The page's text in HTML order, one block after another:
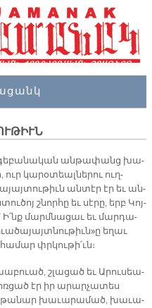
ան­թա­փանց խա­
ուր կա­րօ­տեալ­նե­րու ուղ­
ան­տէր էր եւ ան­
շնոր­հը եւ սէ­րը, երբ Կոյ­
Ի՛նք մարմ­նա­ցաւ եւ մար­դա­
ե­ղաւ
փրկու­թի՛ւն։
շլա­ցած եւ Ա­րու­սեա­
էր իր ա­րար­չա­տես
խա­ւա­րա­մած, խա­ւա­